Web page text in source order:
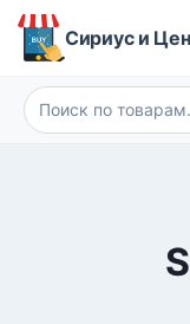
Перейти
Сириус и
Искать: